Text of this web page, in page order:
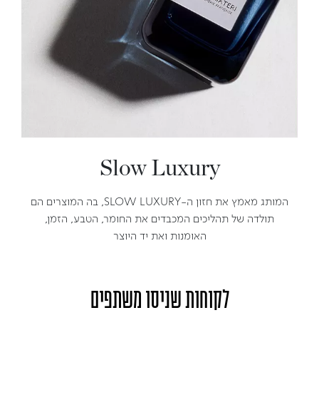
Slow Luxury
המותג מאמץ את חזון ה-SLOW LUXURY, בה המוצרים הם
תולדה של תהליכים המכבדים את החומר, הטבע, הזמן,
האומנות ואת יד היוצר
לקוחות שניסו משתפים